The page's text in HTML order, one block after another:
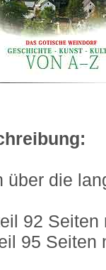
über die
92
95 Seiten